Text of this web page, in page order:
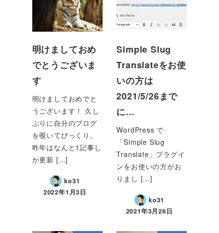
明けましておめ
でとうございま
す
明けましておめでと
うございます！ 久し
ぶりに自分のブログ
を覗いてびっくり。
昨年はなんと1記事し
か更新 […]
ko31
2022年1月3日
Simple Slug
Translateをお使
いの方は
2021/5/26まで
に…
WordPress で
「Simple Slug
Translate」プラグイ
ンをお使いの方がお
りまし […]
ko31
2021年3月26日